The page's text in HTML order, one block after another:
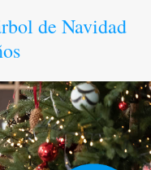
de Navidad